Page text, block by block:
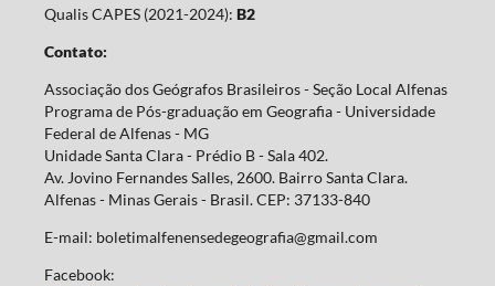
Qualis CAPES (2021-2024): B2
Contato:
Associação dos Geógrafos Brasileiros - Seção Local Alfenas
Programa de Pós-graduação em Geografia - Universidade
Federal de Alfenas - MG
Unidade Santa Clara - Prédio B - Sala 402.
Av. Jovino Fernandes Salles, 2600. Bairro Santa Clara.
Alfenas - Minas Gerais - Brasil. CEP: 37133-840
E-mail: boletimalfenensedegeografia@gmail.com
Facebook: